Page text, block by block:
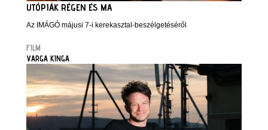
UTÓPIÁK RÉGEN ÉS MA
Az IMÁGÓ májusi 7-i kerekasztal-beszélgetéséről
FILM
VARGA KINGA